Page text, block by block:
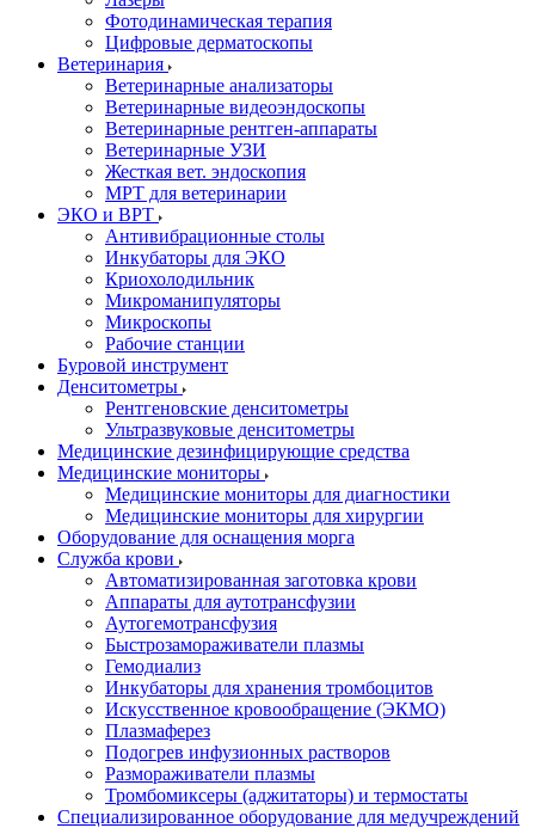
Фотодинамическая терапия
Цифровые дерматоскопы
Ветеринария
Ветеринарные анализаторы
Ветеринарные видеоэндоскопы
Ветеринарные рентген-аппараты
Ветеринарные УЗИ
Жесткая вет. эндоскопия
МРТ для ветеринарии
ЭКО и ВРТ
Антивибрационные столы
Инкубаторы для ЭКО
Криохолодильник
Микроманипуляторы
Микроскопы
Рабочие станции
Буровой инструмент
Денситометры
Рентгеновские денситометры
Ультразвуковые денситометры
Медицинские дезинфицирующие средства
Медицинские мониторы
Медицинские мониторы для диагностики
Медицинские мониторы для хирургии
Оборудование для оснащения морга
Служба крови
Автоматизированная заготовка крови
Аппараты для аутотрансфузии
Аутогемотрансфузия
Быстрозамораживатели плазмы
Гемодиализ
Инкубаторы для хранения тромбоцитов
Искусственное кровообращение (ЭКМО)
Плазмаферез
Подогрев инфузионных растворов
Размораживатели плазмы
Тромбомиксеры (аджитаторы) и термостаты
Специализированное оборудование для медучреждений